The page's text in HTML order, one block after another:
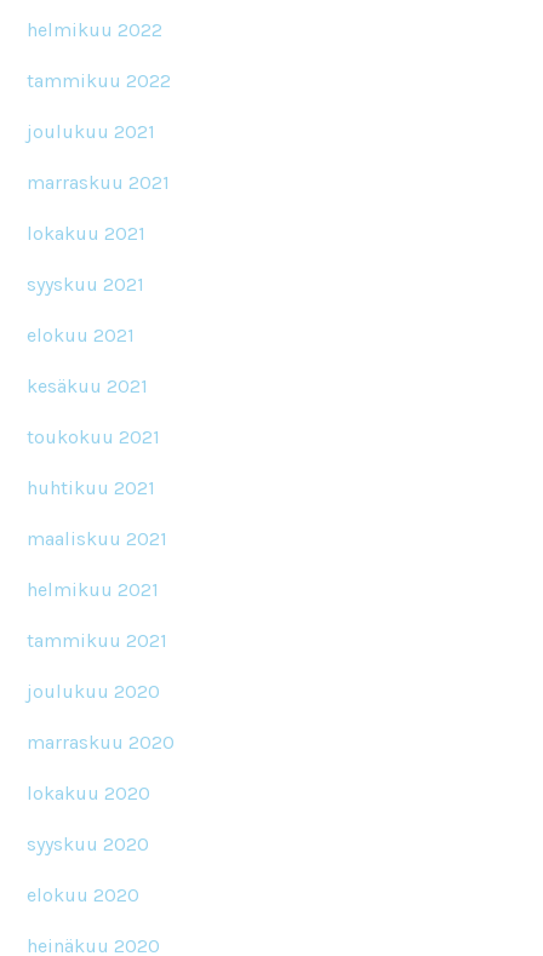
helmikuu 2022
tammikuu 2022
joulukuu 2021
marraskuu 2021
lokakuu 2021
syyskuu 2021
elokuu 2021
kesäkuu 2021
toukokuu 2021
huhtikuu 2021
maaliskuu 2021
helmikuu 2021
tammikuu 2021
joulukuu 2020
marraskuu 2020
lokakuu 2020
syyskuu 2020
elokuu 2020
heinäkuu 2020